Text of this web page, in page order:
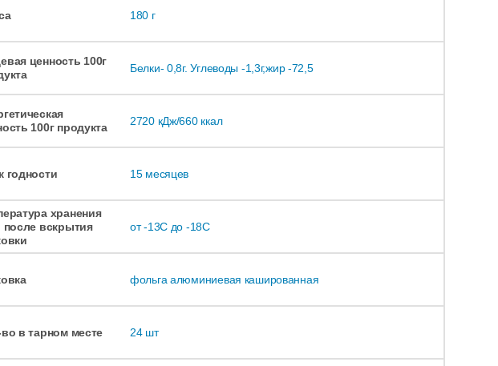
180 г
ценность 100г
Белки- 0,8г. Углеводы -1,3г,жир -72,5
100г продукта
2720 кДж/660 ккал
годности 15 месяцев
хранения
после вскрытия
от -13С до -18С
фольга алюминиевая кашированная
в тарном месте 24 шт